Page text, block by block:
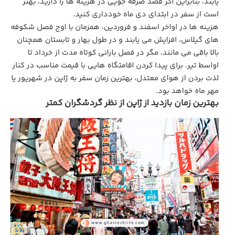
است از سفر در ابتدای دی ماه خودداری کنید.
هزینه‌ ها در اواخر اسفند و فروردین، همزمان با اوج فصل شکوفه‌
های گیلاس، افزایش می‌ یابند و در طول بهار و تابستان همچنان
بالا باقی می‌ مانند، مگر در فصل بارانی کوتاه‌ مدت از خرداد تا
اواسط تیر. برای پیدا کردن اقامتگاه‌ هایی با قیمت مناسب در کنار
لذت بردن از هوای معتدل، بهترین زمان سفر به ژاپن در شهریور یا
مهر ماه خواهد بود.
بهترین زمان بازدید از ژاپن از نظر گردشگران کمتر